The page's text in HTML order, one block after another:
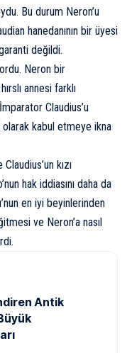
Bu durum Neron’u
hanedanının bir üyesi
değildi.
Neron bir
annesi farklı
Claudius’u
kabul etmeye ikna
kızı
hak iddiasını daha da
en iyi beyinlerinden
ve Neron’a nasıl
Antik